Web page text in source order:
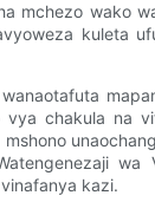
mchezo wako
kuleta
chakula na
wa
kazi.